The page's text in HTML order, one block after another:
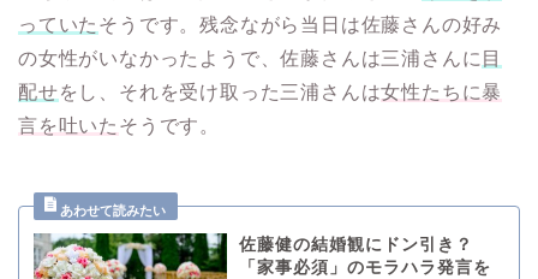
っていた そうです。残念ながら当日は佐藤さんの好み
の女性がいなかったようで、佐藤さんは三浦さんに 目
配せをし、それを受け取った三浦さんは女性たちに暴
言を吐いた そうです。
佐藤健の結婚観にドン引き？
「家事必須」のモラハラ発言を